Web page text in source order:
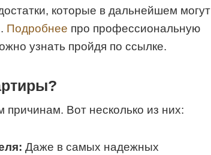
которые в дальнейшем могут
Подробнее про профессиональную
узнать пройдя по ссылке.
Вот несколько из них:
Даже в самых надежных